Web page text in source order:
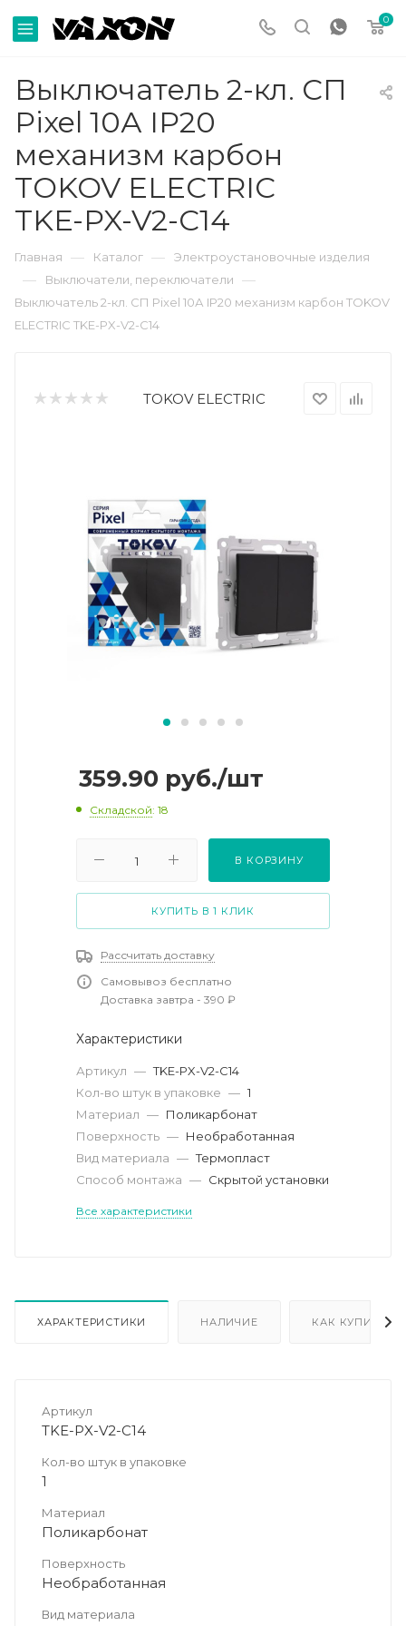
0
Выключатель 2-кл. СП
Pixel 10А IP20
механизм карбон
TOKOV ELECTRIC
TKE-PX-V2-C14
Главная — Каталог — Электроустановочные изделия
— Выключатели, переключатели —
Выключатель 2-кл. СП Pixel 10А IP20 механизм карбон TOKOV
ELECTRIC TKE-PX-V2-C14
TOKOV ELECTRIC
359.90 руб./шт
Складской: 18
В КОРЗИНУ
КУПИТЬ В 1 КЛИК
Рассчитать доставку
Самовывоз бесплатно
Доставка завтра - 390 ₽
Характеристики
Артикул — TKE-PX-V2-C14
Кол-во штук в упаковке — 1
Материал — Поликарбонат
Поверхность — Необработанная
Вид материала — Термопласт
Способ монтажа — Скрытой установки
Все характеристики
ХАРАКТЕРИСТИКИ НАЛИЧИЕ КАК КУПИТЬ
Артикул
TKE-PX-V2-C14
Кол-во штук в упаковке
1
Материал
Поликарбонат
Поверхность
Необработанная
Вид материала